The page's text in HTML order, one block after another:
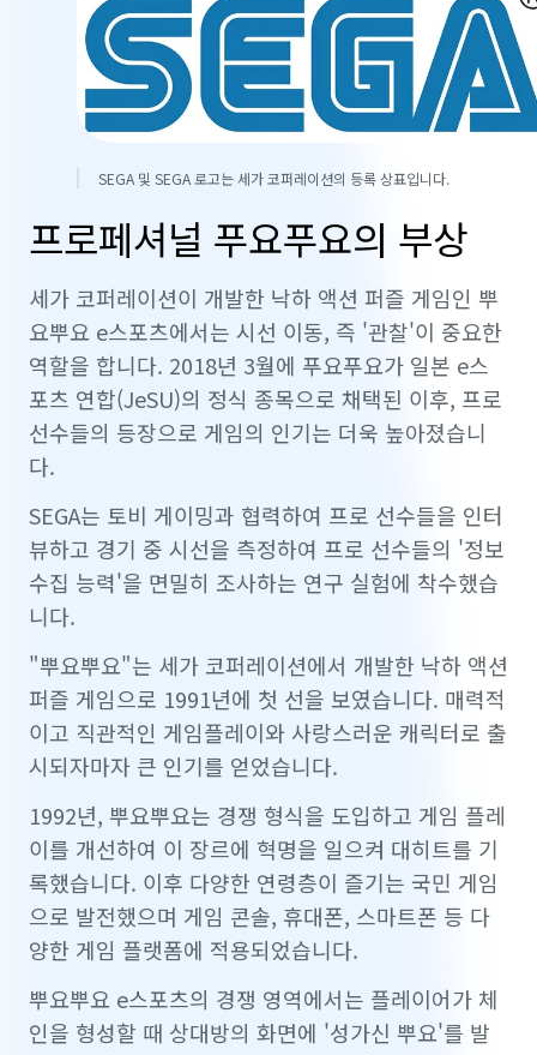
SEGA 및 SEGA 로고는 세가 코퍼레이션의 등록 상표입니다.
프로페셔널 푸요푸요의 부상
세가 코퍼레이션이 개발한 낙하 액션 퍼즐 게임인 뿌
요뿌요 e스포츠에서는 시선 이동, 즉 '관찰'이 중요한
역할을 합니다. 2018년 3월에 푸요푸요가 일본 e스
포츠 연합(JeSU)의 정식 종목으로 채택된 이후, 프로
선수들의 등장으로 게임의 인기는 더욱 높아졌습니
다.
SEGA는 토비 게이밍과 협력하여 프로 선수들을 인터
뷰하고 경기 중 시선을 측정하여 프로 선수들의 '정보
수집 능력'을 면밀히 조사하는 연구 실험에 착수했습
니다.
"뿌요뿌요"는 세가 코퍼레이션에서 개발한 낙하 액션
퍼즐 게임으로 1991년에 첫 선을 보였습니다. 매력적
이고 직관적인 게임플레이와 사랑스러운 캐릭터로 출
시되자마자 큰 인기를 얻었습니다.
1992년, 뿌요뿌요는 경쟁 형식을 도입하고 게임 플레
이를 개선하여 이 장르에 혁명을 일으켜 대히트를 기
록했습니다. 이후 다양한 연령층이 즐기는 국민 게임
으로 발전했으며 게임 콘솔, 휴대폰, 스마트폰 등 다
양한 게임 플랫폼에 적용되었습니다.
뿌요뿌요 e스포츠의 경쟁 영역에서는 플레이어가 체
인을 형성할 때 상대방의 화면에 '성가신 뿌요'를 발